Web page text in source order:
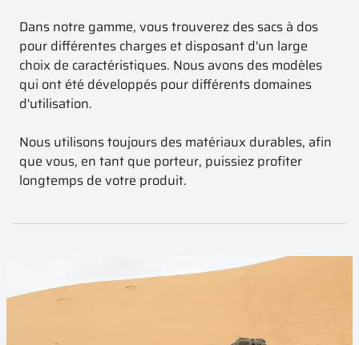
Dans notre gamme, vous trouverez des sacs à dos
pour différentes charges et disposant d'un large
choix de caractéristiques. Nous avons des modèles
qui ont été développés pour différents domaines
d'utilisation.
Nous utilisons toujours des matériaux durables, afin
que vous, en tant que porteur, puissiez profiter
longtemps de votre produit.